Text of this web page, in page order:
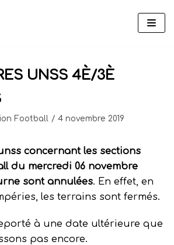
UNSS 4È/3È
Football 4 novembre 2019
concernant les sections
du mercredi 06 novembre
sont annulées. En effet, en
les terrains sont fermés.
à une date ultérieure que
pas encore.